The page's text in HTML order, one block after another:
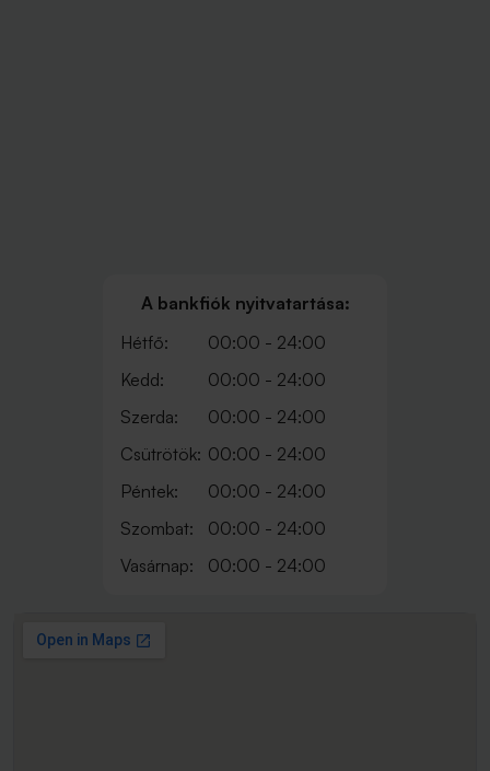
A bankfiók nyitvatartása:
Hétfő:
00:00 - 24:00
Kedd:
00:00 - 24:00
Szerda:
00:00 - 24:00
Csütrötök: 00:00 - 24:00
Péntek:
00:00 - 24:00
Szombat:
00:00 - 24:00
Vasárnap:
00:00 - 24:00